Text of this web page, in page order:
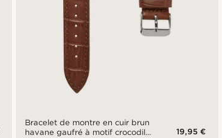
Bracelet de montre en cuir brun
havane gaufré à motif crocodile
19,95 €